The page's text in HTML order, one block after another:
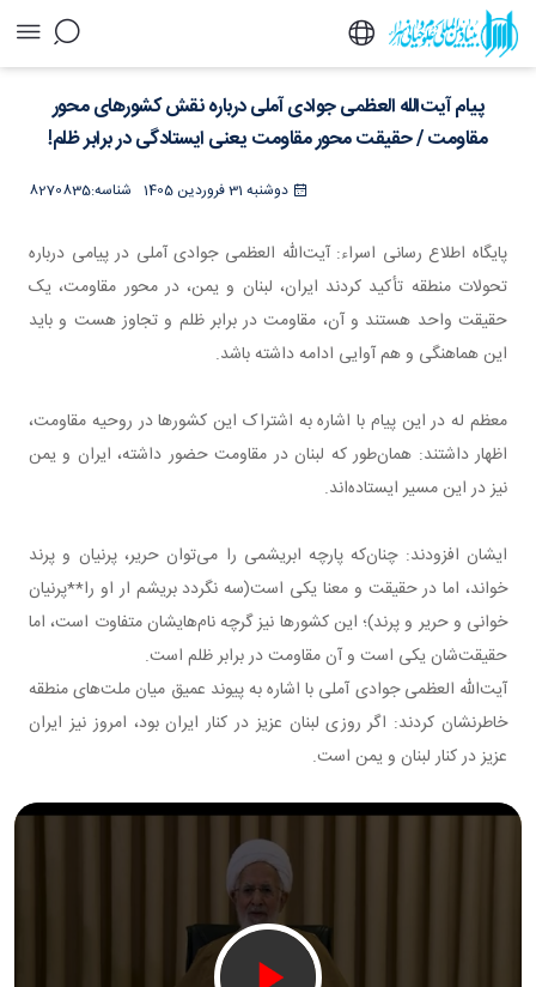
پیام آیت‌الله العظمی جوادی آملی درباره نقش
کشورهای محور مقاومت / حقیقت محور مقاومت
یعنی ایستادگی در برابر ظلم! - خبرگزاری اسراء
پیام آیت‌الله العظمی جوادی آملی درباره نقش کشورهای محور
مقاومت / حقیقت محور مقاومت یعنی ایستادگی در برابر ظلم!
دوشنبه 31 فروردین 1405 8270835شناسه:
پایگاه اطلاع رسانی اسراء: آیت‌الله العظمی جوادی آملی در پیامی درباره
تحولات منطقه تأکید کردند ایران، لبنان و یمن، در محور مقاومت، یک
حقیقت واحد هستند و آن، مقاومت در برابر ظلم و تجاوز هست و باید
این هماهنگی و هم آوایی ادامه داشته باشد.
معظم له در این پیام با اشاره به اشتراک این کشورها در روحیه مقاومت،
اظهار داشتند: همان‌طور که لبنان در مقاومت حضور داشته، ایران و یمن
نیز در این مسیر ایستاده‌اند.
ایشان افزودند: چنان‌که پارچه ابریشمی را می‌توان حریر، پرنیان و پرند
خواند، اما در حقیقت و معنا یکی است(سه نگردد بریشم ار او را**پرنیان
خوانی و حریر و پرند)؛ این کشورها نیز گرچه نام‌هایشان متفاوت است، اما
حقیقت‌شان یکی است و آن مقاومت در برابر ظلم است.
آیت‌الله العظمی جوادی آملی با اشاره به پیوند عمیق میان ملت‌های منطقه
خاطرنشان کردند: اگر روزی لبنان عزیز در کنار ایران بود، امروز نیز ایران
عزیز در کنار لبنان و یمن است.